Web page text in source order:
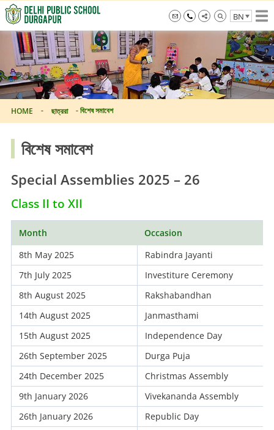
Skip
to
the
content
info@dpsdurgapur.com
+919007795297
BN
Delhi
Public
School
Durgapur
HOME - ছাত্ররা -বিশেষ সমাবেশ
বিশেষ সমাবেশ
Special Assemblies 2025 – 26
Class II to XII
Month
Occasion
8th May 2025
Rabindra Jayanti
7th July 2025
Investiture Ceremony
8th August 2025
Rakshabandhan
14th August 2025
Janmasthami
15th August 2025
Independence Day
26th September 2025
Durga Puja
24th December 2025
Christmas Assembly
9th January 2026
Vivekananda Assembly
26th January 2026
Republic Day